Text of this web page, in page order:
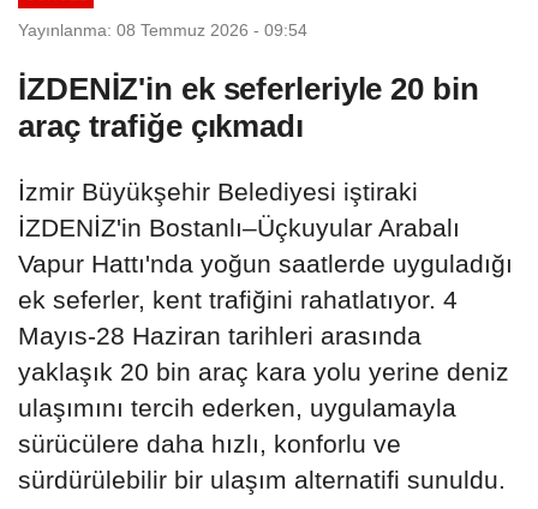
Yayınlanma: 08 Temmuz 2026 - 09:54
İZDENİZ'in ek seferleriyle 20 bin
araç trafiğe çıkmadı
İzmir Büyükşehir Belediyesi iştiraki
İZDENİZ'in Bostanlı–Üçkuyular Arabalı
Vapur Hattı'nda yoğun saatlerde uyguladığı
ek seferler, kent trafiğini rahatlatıyor. 4
Mayıs-28 Haziran tarihleri arasında
yaklaşık 20 bin araç kara yolu yerine deniz
ulaşımını tercih ederken, uygulamayla
sürücülere daha hızlı, konforlu ve
sürdürülebilir bir ulaşım alternatifi sunuldu.